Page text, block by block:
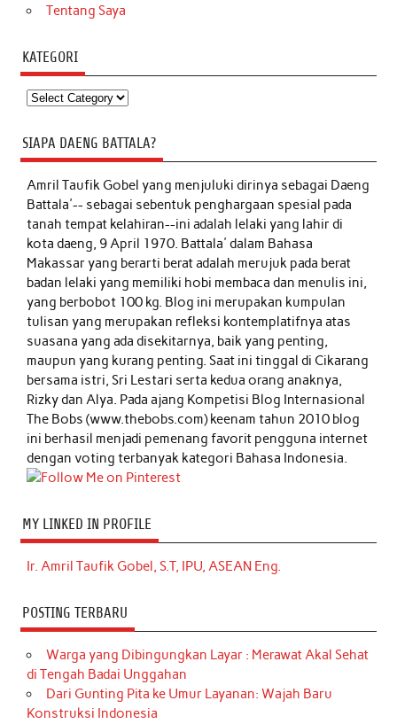
Tentang Saya
KATEGORI
Kategori
SIAPA DAENG BATTALA?
Amril Taufik Gobelyang menjuluki dirinya sebagai Daeng
Battala'-- sebagai sebentuk penghargaan spesial pada
tanah tempat kelahiran--ini adalah lelaki yang lahir di
kota daeng, 9 April 1970. Battala' dalam Bahasa
Makassar yang berarti berat adalah merujuk pada berat
badan lelaki yang memiliki hobi membaca dan menulis ini,
yang berbobot 100 kg. Blog ini merupakan kumpulan
tulisan yang merupakan refleksi kontemplatifnya atas
suasana yang ada disekitarnya, baik yang penting,
maupun yang kurang penting. Saat ini tinggal di Cikarang
bersama istri, Sri Lestari serta kedua orang anaknya,
Rizky dan Alya. Pada ajang Kompetisi Blog Internasional
The Bobs (www.thebobs.com) keenam tahun 2010 blog
ini berhasil menjadi pemenang favorit pengguna internet
dengan voting terbanyak kategori Bahasa Indonesia.
MY LINKED IN PROFILE
Ir. Amril Taufik Gobel, S.T, IPU, ASEAN Eng.
POSTING TERBARU
Warga yang Dibingungkan Layar : Merawat Akal Sehat
di Tengah Badai Unggahan
Dari Gunting Pita ke Umur Layanan: Wajah Baru
Konstruksi Indonesia